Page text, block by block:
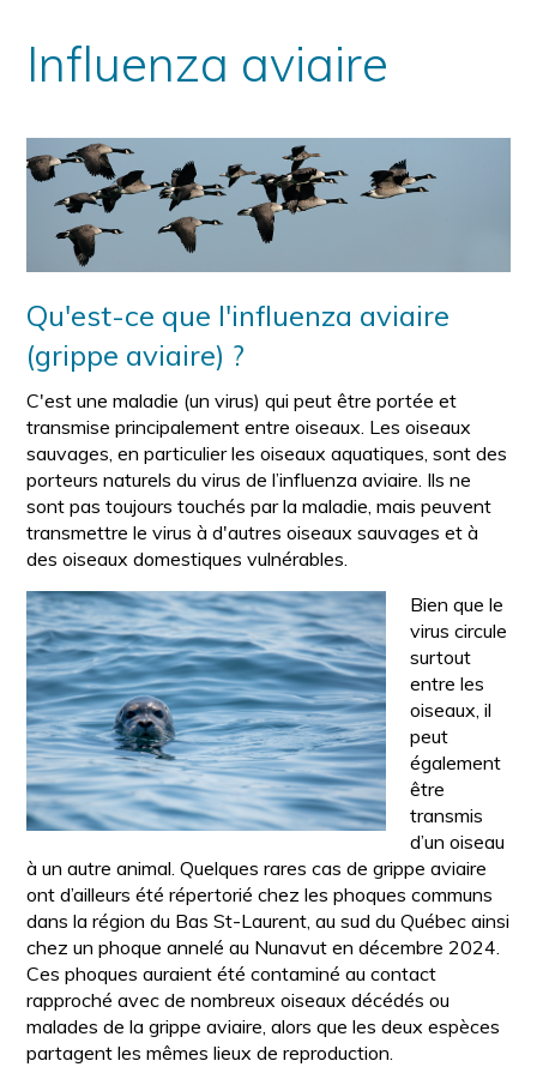
Influenza aviaire
Qu'est-ce que l'influenza aviaire
(grippe aviaire) ?
C'est une maladie (un virus) qui peut être portée et
transmise principalement entre oiseaux. Les oiseaux
sauvages, en particulier les oiseaux aquatiques, sont des
porteurs naturels du virus de l’influenza aviaire. Ils ne
sont pas toujours touchés par la maladie, mais peuvent
transmettre le virus à d'autres oiseaux sauvages et à
des oiseaux domestiques vulnérables.
Bien que le
virus circule
surtout
entre les
oiseaux, il
peut
également
être
transmis
d’un oiseau
à un autre animal. Quelques rares cas de grippe aviaire
ont d’ailleurs été répertorié chez les phoques communs
dans la région du Bas St-Laurent, au sud du Québec ainsi
chez un phoque annelé au Nunavut en décembre 2024.
Ces phoques auraient été contaminé au contact
rapproché avec de nombreux oiseaux décédés ou
malades de la grippe aviaire, alors que les deux espèces
partagent les mêmes lieux de reproduction.